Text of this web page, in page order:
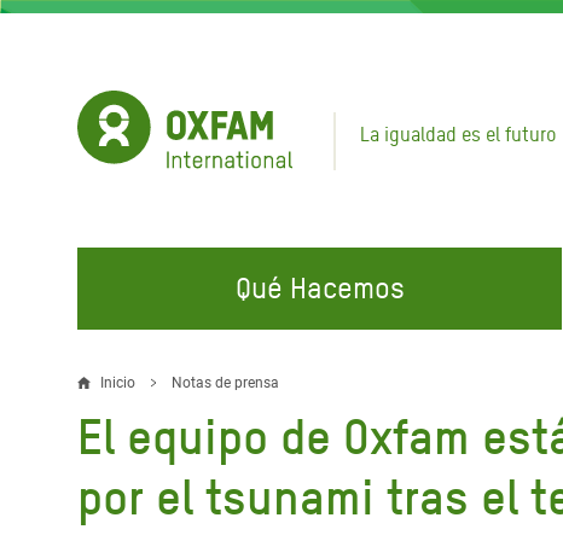
Pasar
La igualdad es el futuro
Qué Hacemos
EN QUÉ TRABAJAMOS
Agua y Servicios de
Saneamiento
Alimentación, Crisis Climática,
Gaza
Líbano
ÚNETE A NUESTRAS CAMPAÑAS
Climate Justice
Hands Off Our Spaces
Sobrescribir
enlaces
de
Inicio Notas de prensa
El equipo de Oxfam
por el tsunami tras el